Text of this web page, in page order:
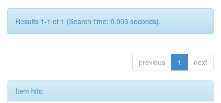
Results 1-1 of 1 (Search time: 0.003 seconds).
previous 1 next
Item hits: